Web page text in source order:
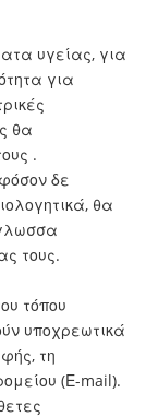
υγείας, για
για
θα
.
δε
θα
τους.
τόπου
υποχρεωτικά
τη
(Ε-mail).